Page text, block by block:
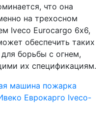
что она
на трехосном
Iveco Eurocargo 6х6,
обеспечить таких
борьбы с огнем,
их спецификациям.
машина пожарка
Еврокарго Iveco-